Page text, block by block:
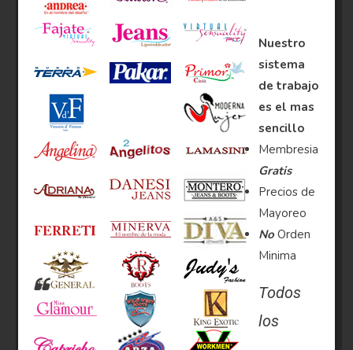
Nuestro
sistema
de trabajo
es el mas
sencillo
Membresia
Gratis
Precios de
Mayoreo
No Orden
Minima
Todos
los